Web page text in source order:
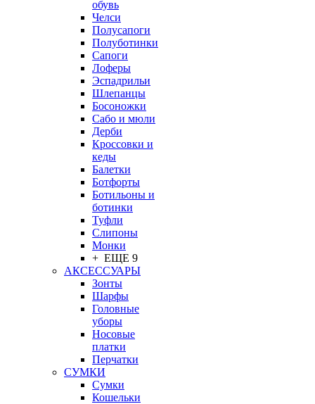
обувь
Челси
Полусапоги
Полуботинки
Сапоги
Лоферы
Эспадрильи
Шлепанцы
Босоножки
Сабо и мюли
Дерби
Кроссовки и
кеды
Балетки
Ботфорты
Ботильоны и
ботинки
Туфли
Слипоны
Монки
+ ЕЩЕ 9
АКСЕССУАРЫ
Зонты
Шарфы
Головные
уборы
Носовые
платки
Перчатки
СУМКИ
Сумки
Кошельки